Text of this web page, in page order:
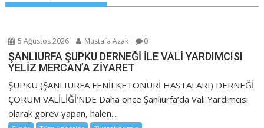
5 Ağustos 2026 Mustafa Azak 0
ŞANLIURFA ŞUPKU DERNEĞİ İLE VALİ YARDIMCISI
YELİZ MERCAN’A ZİYARET
ŞUPKU (ŞANLIURFA FENİLKETONÜRİ HASTALARI) DERNEĞİ
ÇORUM VALİLİĞİ’NDE Daha önce Şanlıurfa’da Vali Yardımcısı
olarak görev yapan, halen...